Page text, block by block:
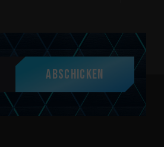
Abschicken